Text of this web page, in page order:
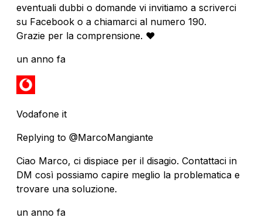
eventuali dubbi o domande vi invitiamo a scriverci
su Facebook o a chiamarci al numero 190.
Grazie per la comprensione. ❤️
un anno fa
Vodafone it
Replying to @MarcoMangiante
Ciao Marco, ci dispiace per il disagio. Contattaci in
DM così possiamo capire meglio la problematica e
trovare una soluzione.
un anno fa